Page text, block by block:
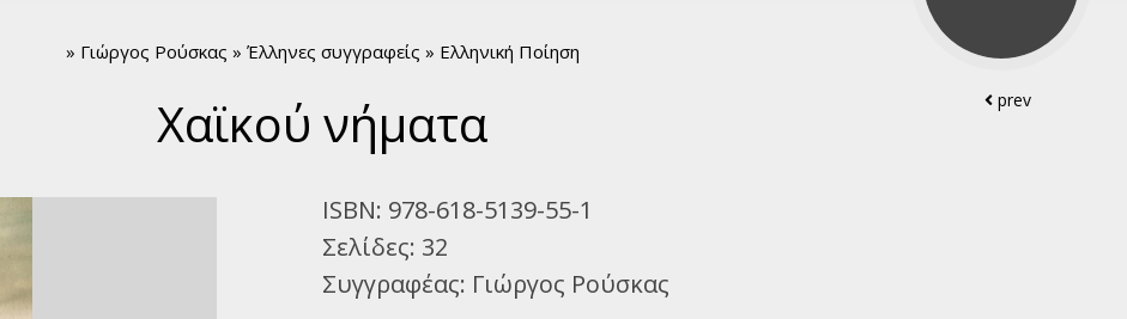
Ελληνική Ποίηση
Παγκόσμια Ποίηση
Εφηβική Λογοτεχνία
» Γιώργος Ρούσκας » Έλληνες συγγραφείς » Ελληνική Ποίηση
Χαϊκού νήματα prev
ISBN: 978-618-5139-55-1
Σελίδες: 32
Συγγραφέας: Γιώργος Ρούσκας